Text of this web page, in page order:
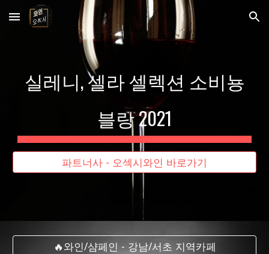
Skip to main content Skip to navigation
실레니, 셀라 셀렉션 소비뇽
블랑 2021
파트너사 - 오섹시와인 바로가기
🔥와인/샴페인 - 강남/서초 지역카페